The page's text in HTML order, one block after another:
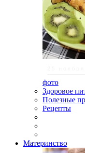
фото
Здоровое
Полезные
Рецепты
Материнство